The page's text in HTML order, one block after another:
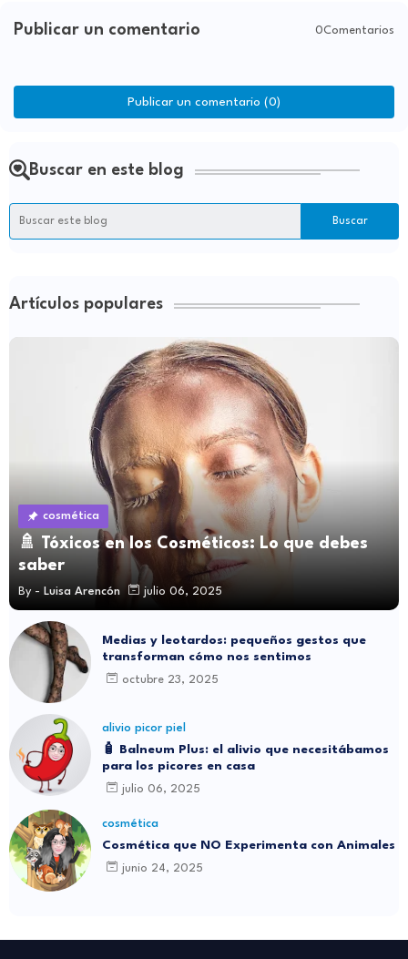
Publicar un comentario 0Comentarios
Publicar un comentario (0)
Buscar en este blog
Artículos populares
cosmética
🚿 Tóxicos en los Cosméticos: Lo que debes
saber
By - Luisa Arencón julio 06, 2025
Medias y leotardos: pequeños gestos que
transforman cómo nos sentimos
octubre 23, 2025
alivio picor piel
🧴 Balneum Plus: el alivio que necesitábamos
para los picores en casa
julio 06, 2025
cosmética
Cosmética que NO Experimenta con Animales
junio 24, 2025